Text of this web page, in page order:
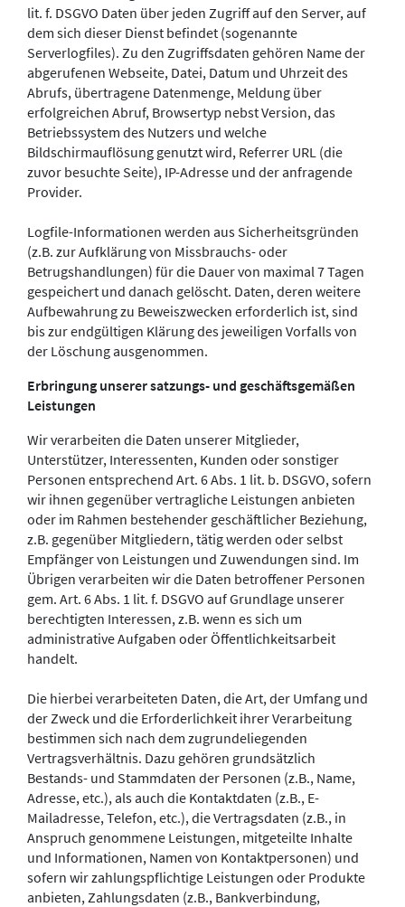
lit. f. DSGVO Daten über jeden Zugriff auf den Server, auf
dem sich dieser Dienst befindet (sogenannte
Serverlogfiles). Zu den Zugriffsdaten gehören Name der
abgerufenen Webseite, Datei, Datum und Uhrzeit des
Abrufs, übertragene Datenmenge, Meldung über
erfolgreichen Abruf, Browsertyp nebst Version, das
Betriebssystem des Nutzers und welche
Bildschirmauflösung genutzt wird, Referrer URL (die
zuvor besuchte Seite), IP-Adresse und der anfragende
Provider.
Logfile-Informationen werden aus Sicherheitsgründen
(z.B. zur Aufklärung von Missbrauchs- oder
Betrugshandlungen) für die Dauer von maximal 7 Tagen
gespeichert und danach gelöscht. Daten, deren weitere
Aufbewahrung zu Beweiszwecken erforderlich ist, sind
bis zur endgültigen Klärung des jeweiligen Vorfalls von
der Löschung ausgenommen.
Erbringung unserer satzungs- und geschäftsgemäßen
Leistungen
Wir verarbeiten die Daten unserer Mitglieder,
Unterstützer, Interessenten, Kunden oder sonstiger
Personen entsprechend Art. 6 Abs. 1 lit. b. DSGVO, sofern
wir ihnen gegenüber vertragliche Leistungen anbieten
oder im Rahmen bestehender geschäftlicher Beziehung,
z.B. gegenüber Mitgliedern, tätig werden oder selbst
Empfänger von Leistungen und Zuwendungen sind. Im
Übrigen verarbeiten wir die Daten betroffener Personen
gem. Art. 6 Abs. 1 lit. f. DSGVO auf Grundlage unserer
berechtigten Interessen, z.B. wenn es sich um
administrative Aufgaben oder Öffentlichkeitsarbeit
handelt.
Die hierbei verarbeiteten Daten, die Art, der Umfang und
der Zweck und die Erforderlichkeit ihrer Verarbeitung
bestimmen sich nach dem zugrundeliegenden
Vertragsverhältnis. Dazu gehören grundsätzlich
Bestands- und Stammdaten der Personen (z.B., Name,
Adresse, etc.), als auch die Kontaktdaten (z.B., E-
Mailadresse, Telefon, etc.), die Vertragsdaten (z.B., in
Anspruch genommene Leistungen, mitgeteilte Inhalte
und Informationen, Namen von Kontaktpersonen) und
sofern wir zahlungspflichtige Leistungen oder Produkte
anbieten, Zahlungsdaten (z.B., Bankverbindung,